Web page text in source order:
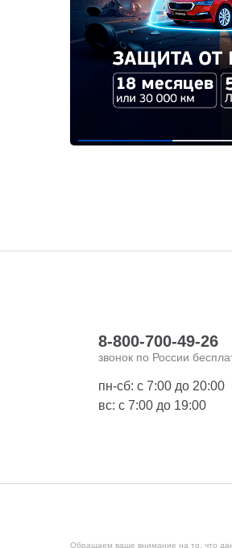
8-800-700-49-26
звонок по России
пн-сб: с 7:00 до 20:00
вс: с 7:00 до 19:00
Обращаем ваше внимание на то, что